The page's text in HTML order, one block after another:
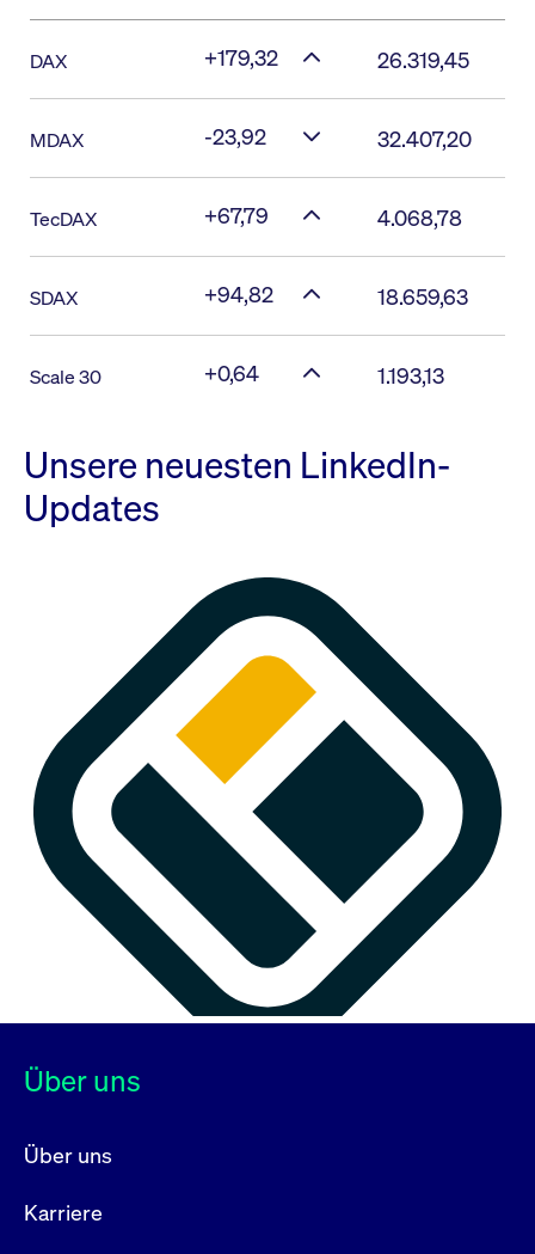
DAX +179,32 26.319,45
MDAX -23,92 32.407,20
TecDAX +67,79 4.068,78
SDAX +94,82 18.659,63
Scale 30 +0,64 1.193,13
Unsere neuesten LinkedIn-
Updates
Über uns
Über uns
Karriere